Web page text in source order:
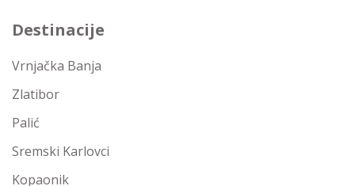
Destinacije
Vrnjačka Banja
Zlatibor
Palić
Sremski Karlovci
Kopaonik